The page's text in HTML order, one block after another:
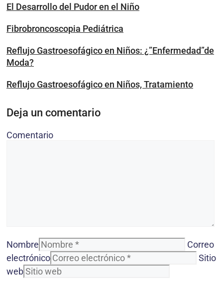
El Desarrollo del Pudor en el Niño
Fibrobroncoscopia Pediátrica
Reflujo Gastroesofágico en Niños: ¿”Enfermedad”de
Moda?
Reflujo Gastroesofágico en Niños, Tratamiento
Deja un comentario
Comentario
Nombre
Correo
electrónico
Sitio
web